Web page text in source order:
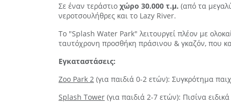
Σε έναν τεράστιο χώρο 30.000 τ.μ. (από τα
νεροτσουλήθρες και το Lazy River.
Το "Splash Water Park" λειτουργεί πλέον με
ταυτόχρονη προσθήκη πράσινου & γκαζόν, που
Εγκαταστάσεις:
Zoo Park 2 (για παιδιά 0-2 ετών): Συγκρότημα
Splash Tower (για παιδιά 2-7 ετών): Πισίνα